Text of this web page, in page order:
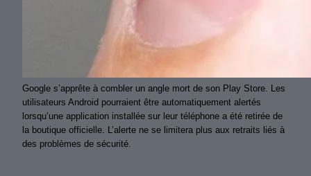
Google s’apprête à combler un angle mort de son Play Store. Les
utilisateurs Android pourraient être automatiquement alertés
lorsqu’une application installée sur leur téléphone a été retirée de
la boutique officielle. L’alerte ne se limitera plus aux retraits liés à
des problèmes de sécurité.